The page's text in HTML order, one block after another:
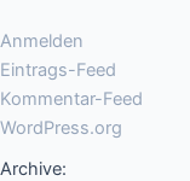
Anmelden
Eintrags-Feed
Kommentar-Feed
WordPress.org
Archive: